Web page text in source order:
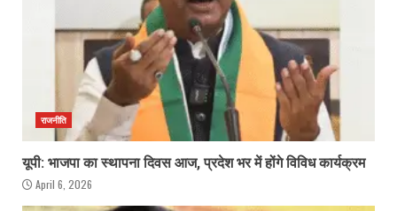
राजनीति
यूपी: भाजपा का स्थापना दिवस आज, प्रदेश भर में होंगे विविध कार्यक्रम
April 6, 2026